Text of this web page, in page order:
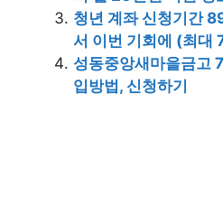
청년 계좌 신청기간
서 이번 기회에 (최대
성동중앙새마을금고
입방법, 신청하기